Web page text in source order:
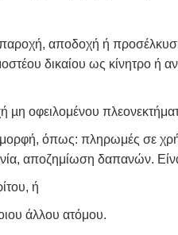
αποδοχή ή προσέλκυση
δικαίου ως κίνητρο ή
µη οφειλομένου
όπως: πληρωμές σε
αποζημίωση δαπανών.
ή
άλλου ατόμου.